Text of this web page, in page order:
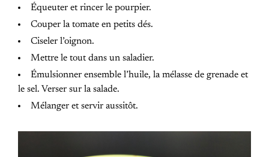
Équeuter et rincer le pourpier.
Couper la tomate en petits dés.
Ciseler l’oignon.
Mettre le tout dans un saladier.
Émulsionner ensemble l’huile, la mélasse de grenade et
le sel. Verser sur la salade.
Mélanger et servir aussitôt.